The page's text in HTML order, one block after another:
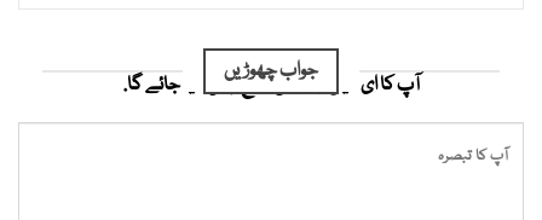
جواب چھوڑیں
آپ کا ای میل ایڈریس شائع نہیں کیا جائے گا.